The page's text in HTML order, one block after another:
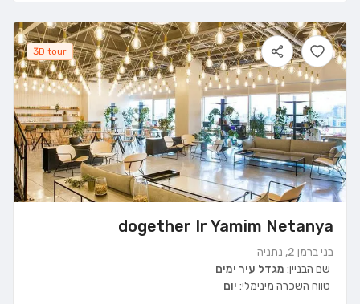
3D tour
dogether Ir Yamim Netanya
בני ברמן 2, נתניה
שם הבניין: מגדל עיר ימים
טווח השכרה מינימלי: יום